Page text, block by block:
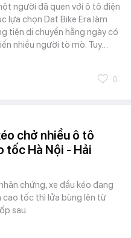
người đã quen với ô tô điện
lựa chọn Dat Bike Era làm
tiện di chuyển hằng ngày có
nhiều người tò mò. Tuy…
0
chở nhiều ô tô
tốc Hà Nội - Hải
chứng, xe đầu kéo đang
cao tốc thì lửa bùng lên từ
sau.